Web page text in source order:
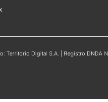
Digital S.A. | Registro DNDA